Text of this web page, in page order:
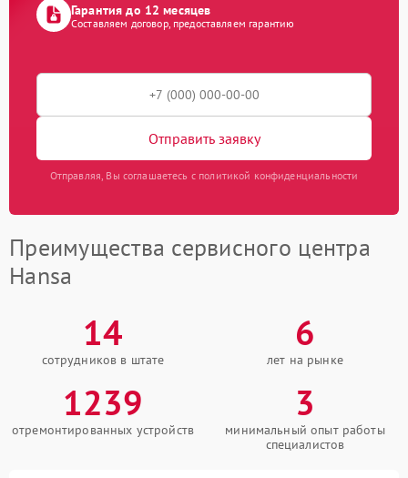
Гарантия до 12 месяцев
Составляем договор, предоставляем гарантию
Отправить заявку
Отправляя, Вы соглашаетесь с политикой конфиденциальности
Преимущества сервисного центра
Hansa
14
сотрудников в штате
6
лет на рынке
1239
отремонтированных устройств
3
минимальный опыт работы
специалистов